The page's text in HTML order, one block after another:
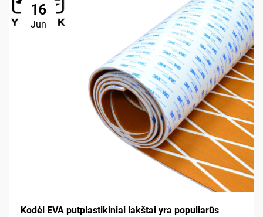
16
Jun
Kodėl EVA putplastikiniai lakštai yra populiarūs